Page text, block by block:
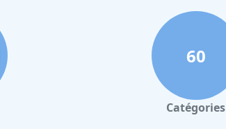
60
Catégories